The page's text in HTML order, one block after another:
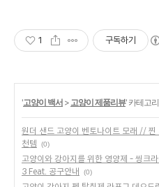
1 구독하기
'고양이 백서 > 고양이 제품리뷰' 카테고
원더 샌드 고양이 벤토나이트 모래 // 찐
천템
(0)
고양이와 강아지를 위한 영양제 - 씽크
3 Feat. 공구안내
(0)